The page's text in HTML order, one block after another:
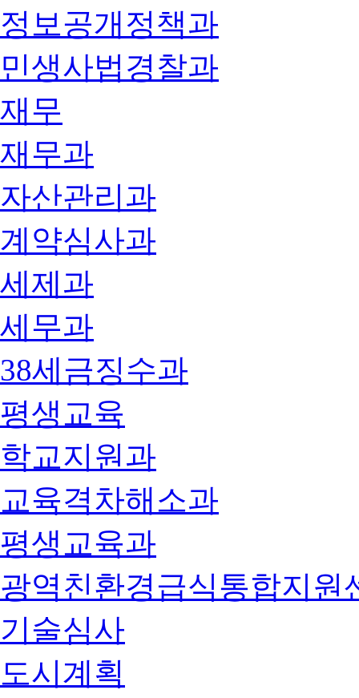
정보공개정책과
민생사법경찰과
재무
재무과
자산관리과
계약심사과
세제과
세무과
38세금징수과
평생교육
학교지원과
교육격차해소과
평생교육과
광역친환경급식통합지원
기술심사
도시계획